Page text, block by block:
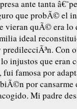
ante tanta
que probÃ© el
vieran quÃ© era lo
ideal
Con
injustos que eran
famosa por
por cansarme
Mi padre